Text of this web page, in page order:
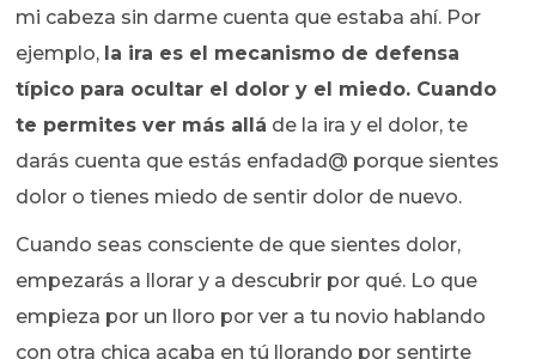
mi cabeza sin darme cuenta que estaba ahí. Por
ejemplo, la ira es el mecanismo de defensa
típico para ocultar el dolor y el miedo. Cuando
te permites ver más allá de la ira y el dolor, te
darás cuenta que estás enfadad@ porque sientes
dolor o tienes miedo de sentir dolor de nuevo.
Cuando seas consciente de que sientes dolor,
empezarás a llorar y a descubrir por qué. Lo que
empieza por un lloro por ver a tu novio hablando
con otra chica acaba en tú llorando por sentirte